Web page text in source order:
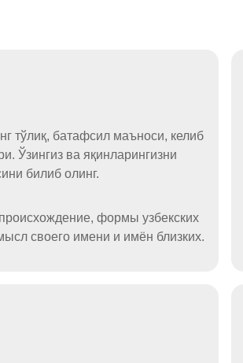
тўлиқ, батафсил маъноси, келиб
Ўзингиз ва яқинларингизни
билиб олинг.
формы узбекских
своего имени и имён близких.